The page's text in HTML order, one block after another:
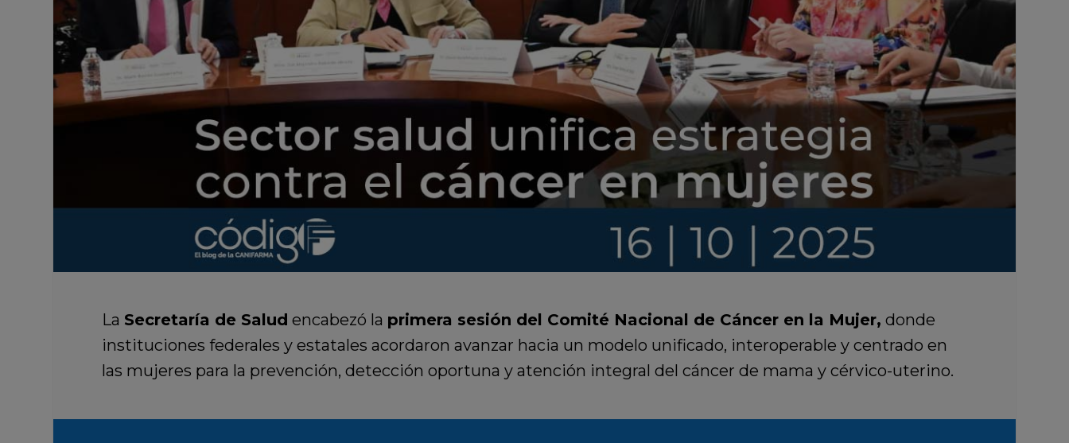
La Secretaría de Salud encabezó la primera sesión del Comité Nacional de Cáncer en la Mujer, donde
instituciones federales y estatales acordaron avanzar hacia un modelo unificado, interoperable y centrado en
las mujeres para la prevención, detección oportuna y atención integral del cáncer de mama y cérvico-uterino.